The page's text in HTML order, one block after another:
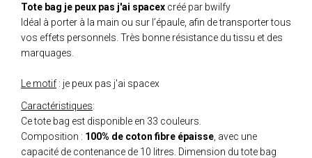
Tote bag je peux pas j'ai spacex créé par bwilfy
Idéal à porter à la main ou sur l’épaule, afin de transporter tous
vos effets personnels. Très bonne résistance du tissu et des
marquages.
Le motif : je peux pas j'ai spacex
Caractéristiques:
Ce tote bag est disponible en 33 couleurs.
Composition : 100% de coton fibre épaisse , avec une
capacité de contenance de 10 litres. Dimension du tote bag